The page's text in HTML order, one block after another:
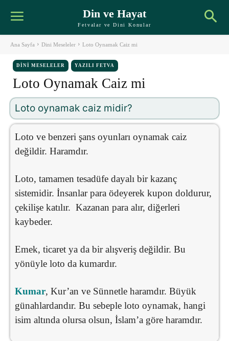
Din ve Hayat
Fetvalar ve Dini Konular
Ana Sayfa Dini Meseleler Loto Oynamak Caiz mi
DINI MESELELER YAZILI FETVA
Loto Oynamak Caiz mi
Loto oynamak caiz midir?
Loto ve benzeri şans oyunları oynamak caiz
değildir. Haramdır.
Loto, tamamen tesadüfe dayalı bir kazanç
sistemidir. İnsanlar para ödeyerek kupon doldurur,
çekilişe katılır. Kazanan para alır, diğerleri
kaybeder.
Emek, ticaret ya da bir alışveriş değildir. Bu
yönüyle loto da kumardır.
Kumar, Kur’an ve Sünnetle haramdır. Büyük
günahlardandır. Bu sebeple loto oynamak, hangi
isim altında olursa olsun, İslam’a göre haramdır.